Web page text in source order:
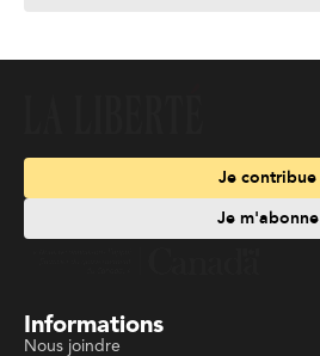
Je contribue
Je m'abonne
Informations
Nous joindre